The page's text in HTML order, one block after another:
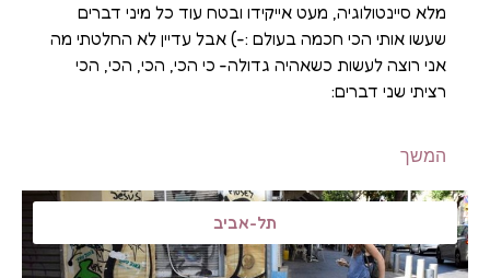
מלא סיינטולוגיה, מעט אייקידו ובטח עוד כל מיני דברים
שעשו אותי הכי חכמה בעולם :-) אבל עדיין לא החלטתי מה
אני רוצה לעשות כשאהיה גדולה- כי הכי, הכי, הכי, הכי
רציתי שני דברים:
המשך
תל-אביב